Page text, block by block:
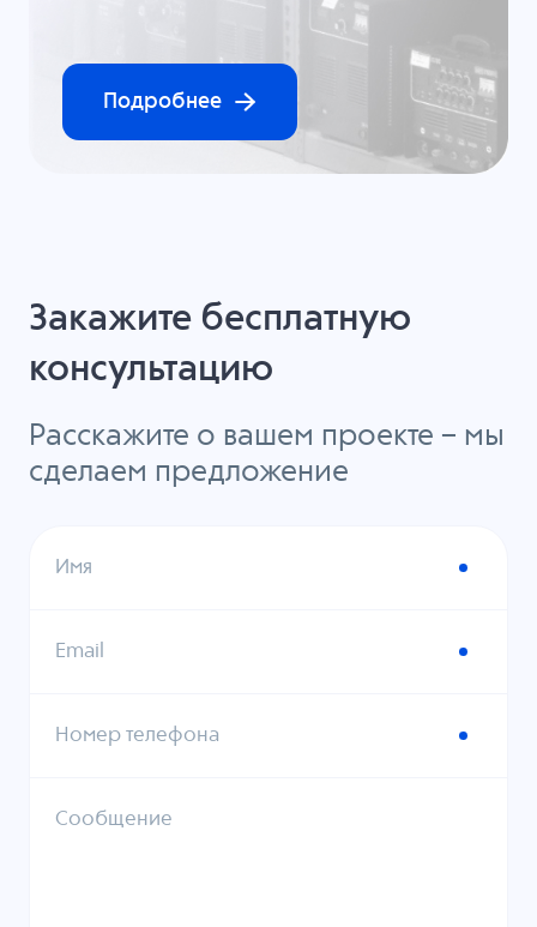
Подробнее
Закажите бесплатную
консультацию
Расскажите о вашем проекте – мы
сделаем предложение
Имя
Email
Номер телефона
Сообщение